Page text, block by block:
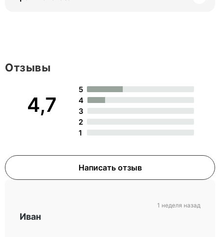
4,7
5
4
3
2
1
Написать отзыв
Отзывы
Иван
1 неделя назад